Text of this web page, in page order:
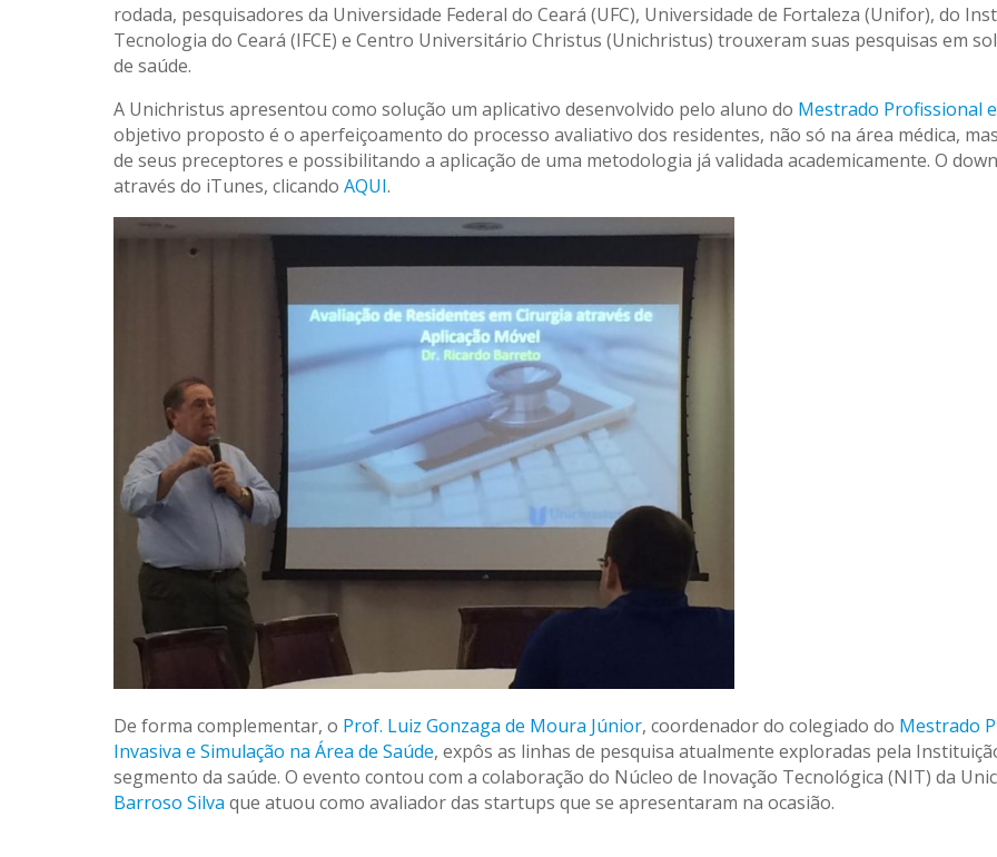
rodada, pesquisadores da Universidade Federal do Ceará (UFC), Universidade de Fortaleza (Unifor), do
Tecnologia do Ceará (IFCE) e Centro Universitário Christus (Unichristus) trouxeram suas pesquisas em
de saúde.
A Unichristus apresentou como solução um aplicativo desenvolvido pelo aluno do Mestrado Profissional
objetivo proposto é o aperfeiçoamento do processo avaliativo dos residentes, não só na área médica,
de seus preceptores e possibilitando a aplicação de uma metodologia já validada academicamente. O
através do iTunes, clicando AQUI.
De forma complementar, o Prof. Luiz Gonzaga de Moura Júnior, coordenador do colegiado do Mestrado
Invasiva e Simulação na Área de Saúde, expôs as linhas de pesquisa atualmente exploradas pela
segmento da saúde. O evento contou com a colaboração do Núcleo de Inovação Tecnológica (NIT) da
Barroso Silva que atuou como avaliador das startups que se apresentaram na ocasião.